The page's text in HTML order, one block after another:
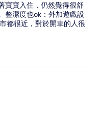
寶寶入住，仍然覺得很舒
整潔度也ok：外加遊戲設
都很近，對於開車的人很